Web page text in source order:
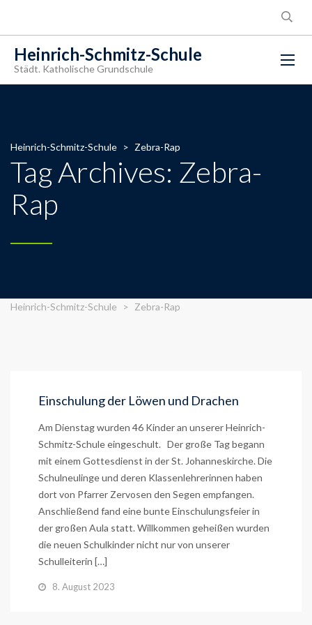
Heinrich-Schmitz-Schule
Städt. Katholische Grundschule
Heinrich-Schmitz-Schule > Zebra-Rap
Tag Archives: Zebra-
Rap
Heinrich-Schmitz-Schule > Zebra-Rap
Einschulung der Löwen und Drachen
Am Dienstag wurden 46 Kinder an unserer Heinrich-
Schmitz-Schule eingeschult. Der große Tag begann
mit einem Gottesdienst in der St. Johanneskirche. Die
Schulneulinge und deren Klassenlehrerinnen haben
dort von Pfarrer Zervosen den Segen empfangen.
Anschließend fand eine bunte Einschulungsfeier in
der großen Aula statt. Willkommen geheißen wurden
die neuen Schulkinder nicht nur von unserer
Schulleiterin […]
8. August 2023